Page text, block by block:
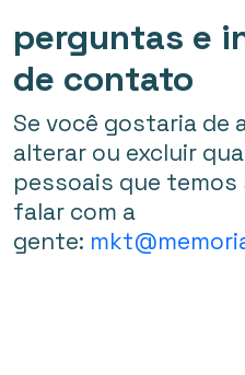
perguntas e
de contato
Se você gostaria de
alterar ou excluir
pessoais que temos
falar com a
gente: